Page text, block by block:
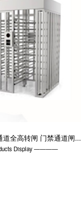
全高转闸 门禁通道闸...
Display ————